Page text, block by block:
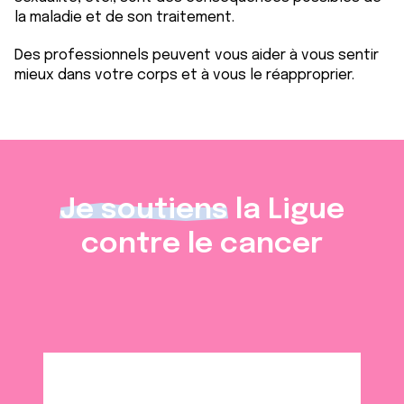
publicité et d'analyse, qui peuvent combiner celles-ci
ou qu'ils ont collectées lors de votre utilisation de leurs
services.
la maladie et de son traitement.
Des professionnels peuvent vous aider à vous sentir
mieux dans votre corps et à vous le réapproprier.
Je soutiens la Ligue
contre le cancer